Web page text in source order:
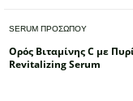
SERUM ΠΡΟΣΩΠΟΥ
Ορός Βιταμίνης C με
Revitalizing Serum